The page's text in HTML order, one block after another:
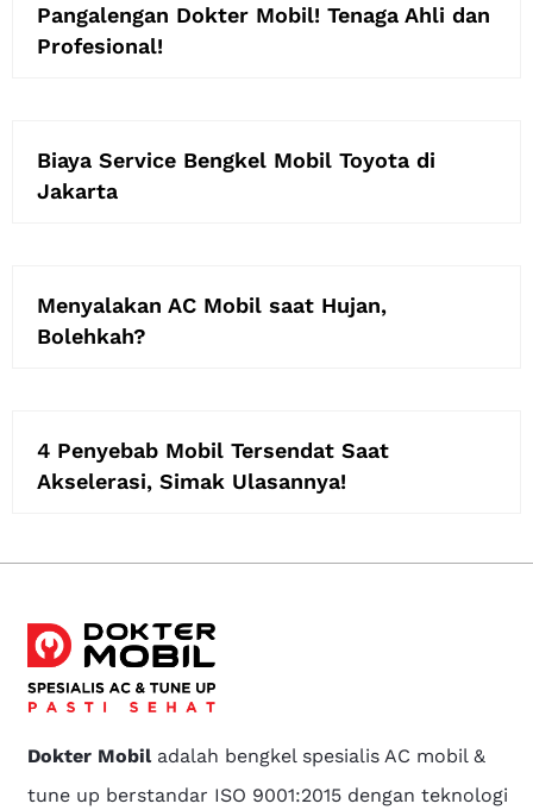
Pangalengan Dokter Mobil! Tenaga Ahli dan
Profesional!
Biaya Service Bengkel Mobil Toyota di
Jakarta
Menyalakan AC Mobil saat Hujan,
Bolehkah?
4 Penyebab Mobil Tersendat Saat
Akselerasi, Simak Ulasannya!
Dokter Mobiladalah bengkel spesialis AC mobil &
tune up berstandar ISO 9001:2015 dengan teknologi